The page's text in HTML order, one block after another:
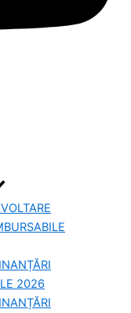
2026